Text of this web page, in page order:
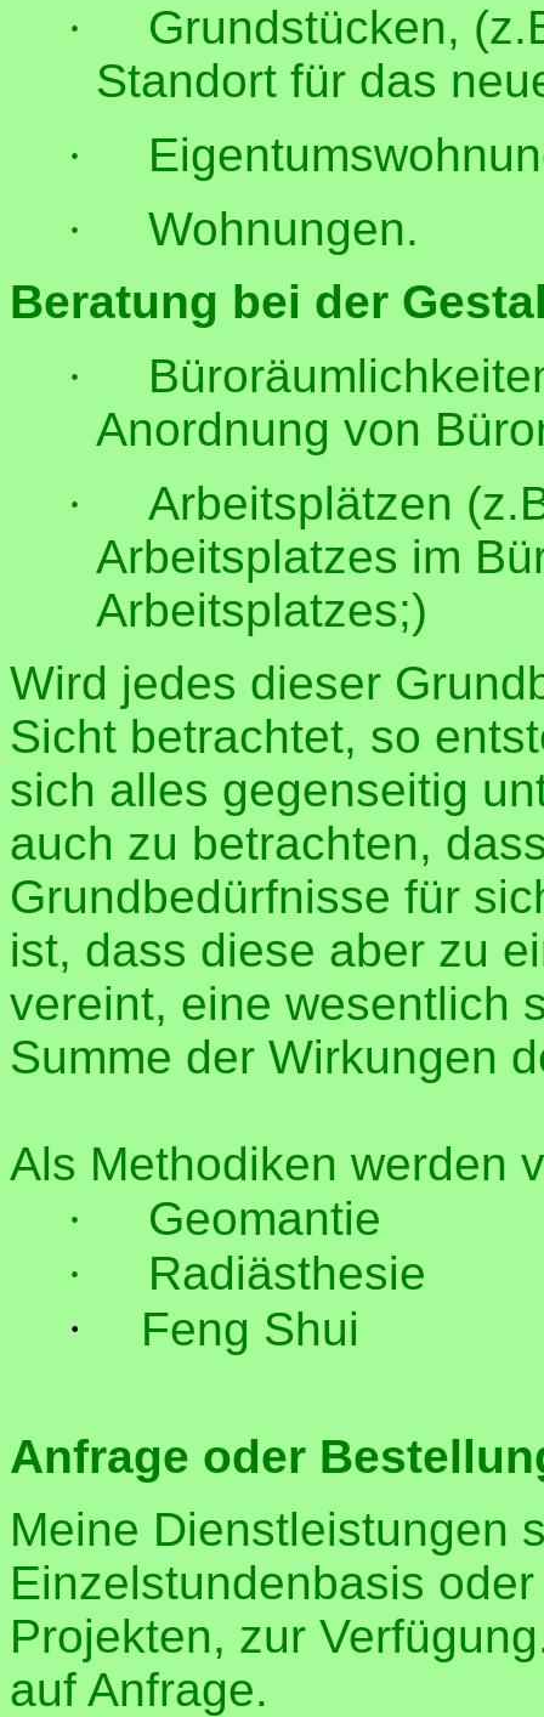
·
Grundstücken,
Standort für das
·
·
Wohnungen.
Beratung bei der
·
Anordnung von
·
Arbeitsplätzen
Arbeitsplatzes im
Arbeitsplatzes;)
Wird jedes dieser
Sicht betrachtet, so
sich alles gegenseitig
auch zu betrachten,
Grundbedürfnisse für
ist, dass diese aber zu
vereint, eine wesentlich
Summe der Wirkungen
Als Methodiken werden
·
Geomantie
·
Radiästhesie
· Feng Shui
Anfrage oder
Meine Dienstleistungen
Einzelstundenbasis
Projekten, zur
auf Anfrage.